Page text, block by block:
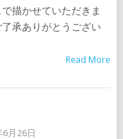
描かせていただきま
承ありがとうござい
Read More
6月26日